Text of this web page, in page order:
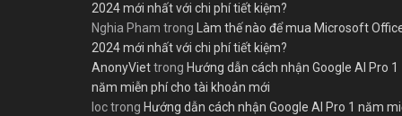
2024 mới nhất với chi phí tiết kiệm?
Nghia Pham trong Làm thế nào để mua Microsoft
2024 mới nhất với chi phí tiết kiệm?
AnonyViettrong Hướng dẫn cách nhận Google AI Pro 1
năm miễn phí cho tài khoản mới
loctrong Hướng dẫn cách nhận Google AI Pro 1 năm